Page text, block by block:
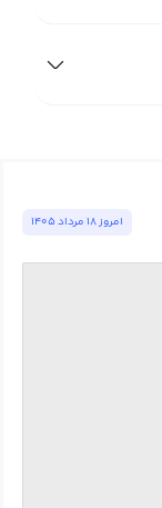
امروز ١٨ مرداد ١٤٠٥